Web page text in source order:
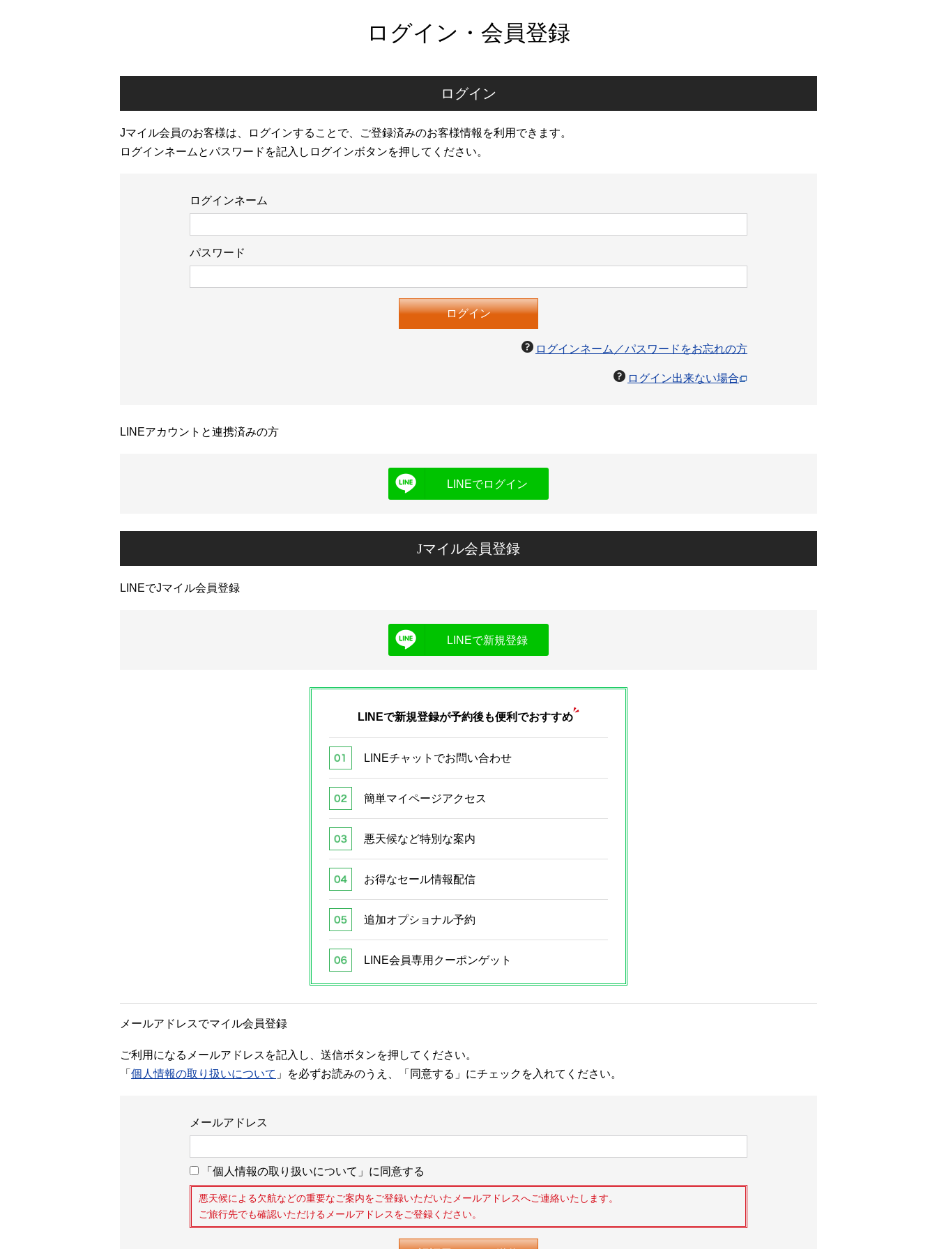
ログイン・会員登録
ログイン
Jマイル会員のお客様は、ログインすることで、ご登録済みのお客様情報を利用できます。
ログインネームとパスワードを記入しログインボタンを押してください。
ログインネーム
パスワード
ログインネーム／パスワードをお忘れの方
ログイン出来ない場合
LINEアカウントと連携済みの方
LINEでログイン
Jマイル会員登録
LINEでJマイル会員登録
LINEで新規登録
LINEで新規登録が予約後も便利でおすすめ
LINEチャットでお問い合わせ
簡単マイページアクセス
悪天候など特別な案内
お得なセール情報配信
追加オプショナル予約
LINE会員専用クーポンゲット
メールアドレスでマイル会員登録
ご利用になるメールアドレスを記入し、送信ボタンを押してください。
「 個人情報の取り扱いについて 」を必ずお読みのうえ、「同意する」にチェックを入れてください。
メールアドレス
「個人情報の取り扱いについて」に同意する
悪天候による欠航などの重要なご案内をご登録いただいたメールアドレスへご連絡いたします。
ご旅行先でも確認いただけるメールアドレスをご登録ください。